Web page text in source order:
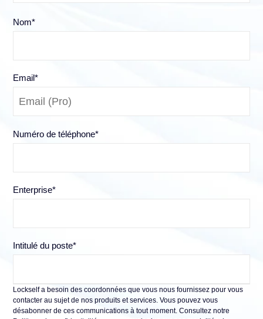
Nom*
Email*
Numéro de téléphone*
Enterprise*
Intitulé du poste*
Lockself a besoin des coordonnées que vous nous fournissez pour vous
contacter au sujet de nos produits et services. Vous pouvez vous
désabonner de ces communications à tout moment. Consultez notre